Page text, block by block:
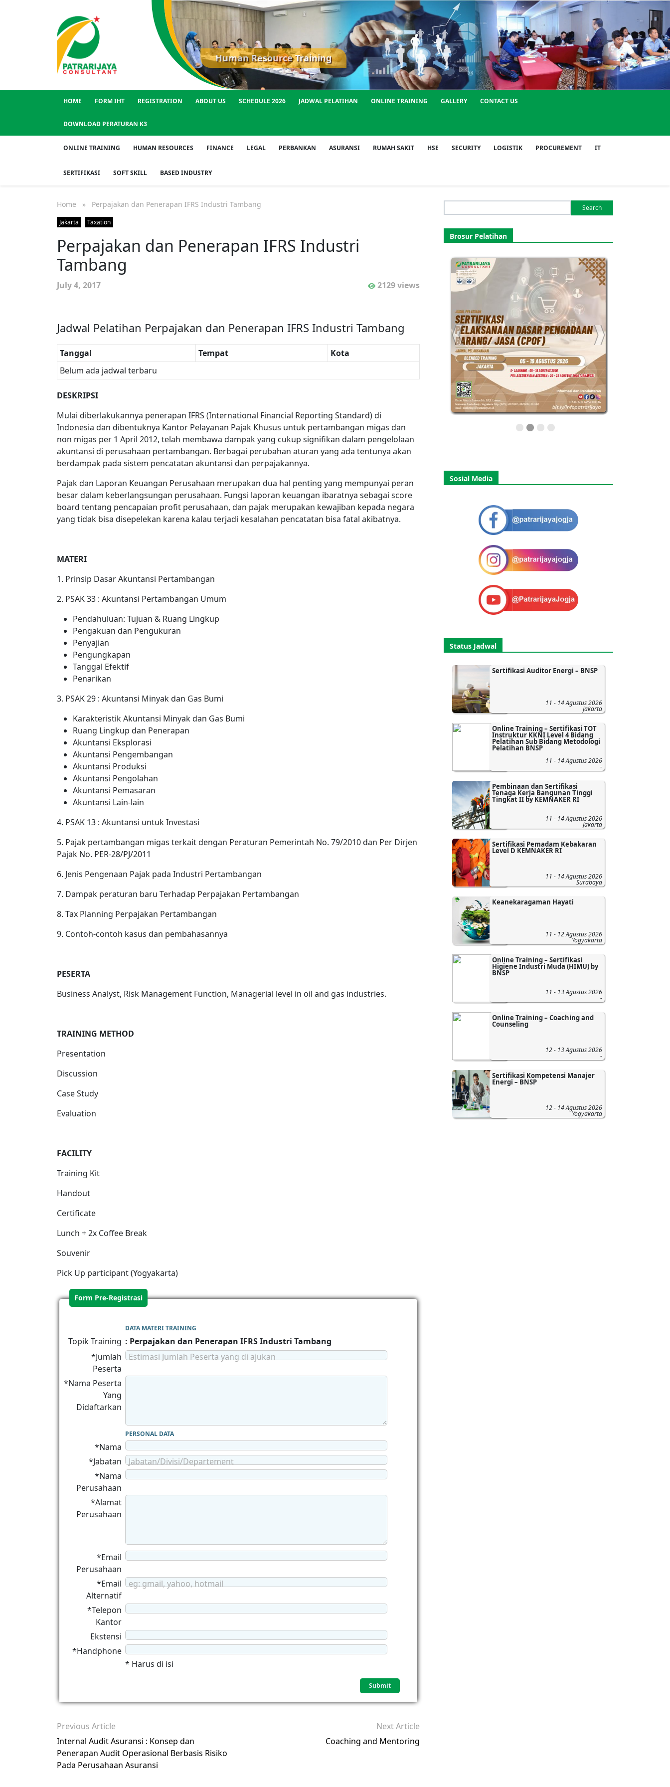
Pelatihan Sertifikasi
HOME FORM IHT REGISTRATION ABOUT US SCHEDULE 2026 JADWAL PELATIHAN ONLINE TRAINING GALLERY CONTACT US
DOWNLOAD PERATURAN K3
ONLINE TRAINING HUMAN RESOURCES FINANCE LEGAL PERBANKAN ASURANSI RUMAH SAKIT HSE SECURITY LOGISTIK PROCUREMENT IT
SERTIFIKASI SOFT SKILL BASED INDUSTRY
Home » Perpajakan dan Penerapan IFRS Industri Tambang
Jakarta Taxation
Perpajakan dan Penerapan IFRS Industri
Tambang
July 4, 2017 2129 views
Jadwal Pelatihan Perpajakan dan Penerapan IFRS Industri Tambang
Tanggal Tempat
Kota
Belum ada jadwal terbaru
DESKRIPSI
Mulai diberlakukannya penerapan IFRS (International Financial Reporting Standard) di
Indonesia dan dibentuknya Kantor Pelayanan Pajak Khusus untuk pertambangan migas dan
non migas per 1 April 2012, telah membawa dampak yang cukup signifikan dalam pengelolaan
akuntansi di perusahaan pertambangan. Berbagai perubahan aturan yang ada tentunya akan
berdampak pada sistem pencatatan akuntansi dan perpajakannya.
Pajak dan Laporan Keuangan Perusahaan merupakan dua hal penting yang mempunyai peran
besar dalam keberlangsungan perusahaan. Fungsi laporan keuangan ibaratnya sebagai score
board tentang pencapaian profit perusahaan, dan pajak merupakan kewajiban kepada negara
yang tidak bisa disepelekan karena kalau terjadi kesalahan pencatatan bisa fatal akibatnya.
MATERI
1. Prinsip Dasar Akuntansi Pertambangan
2. PSAK 33 : Akuntansi Pertambangan Umum
Pendahuluan: Tujuan & Ruang Lingkup
Pengakuan dan Pengukuran
Penyajian
Pengungkapan
Tanggal Efektif
Penarikan
3. PSAK 29 : Akuntansi Minyak dan Gas Bumi
Karakteristik Akuntansi Minyak dan Gas Bumi
Ruang Lingkup dan Penerapan
Akuntansi Eksplorasi
Akuntansi Pengembangan
Akuntansi Produksi
Akuntansi Pengolahan
Akuntansi Pemasaran
Akuntansi Lain-lain
4. PSAK 13 : Akuntansi untuk Investasi
5. Pajak pertambangan migas terkait dengan Peraturan Pemerintah No. 79/2010 dan Per Dirjen
Pajak No. PER-28/PJ/2011
6. Jenis Pengenaan Pajak pada Industri Pertambangan
7. Dampak peraturan baru Terhadap Perpajakan Pertambangan
8. Tax Planning Perpajakan Pertambangan
9. Contoh-contoh kasus dan pembahasannya
PESERTA
Business Analyst, Risk Management Function, Managerial level in oil and gas industries.
TRAINING METHOD
Presentation
Discussion
Case Study
Evaluation
FACILITY
Training Kit
Handout
Certificate
Lunch + 2x Coffee Break
Souvenir
Pick Up participant (Yogyakarta)
Form Pre-Registrasi
DATA MATERI TRAINING
Topik Training : Perpajakan dan Penerapan IFRS Industri Tambang
*Jumlah
Peserta
Estimasi Jumlah Peserta yang di ajukan
*Nama Peserta
Yang
Didaftarkan
PERSONAL DATA
*Nama
*Jabatan
Jabatan/Divisi/Departement
*Nama
Perusahaan
*Alamat
Perusahaan
*Email
Perusahaan
*Email
Alternatif
eg: gmail, yahoo, hotmail
*Telepon
Kantor
Ekstensi
*Handphone
* Harus di isi
Previous Article
Internal Audit Asuransi : Konsep dan
Penerapan Audit Operasional Berbasis Risiko
Pada Perusahaan Asuransi
Next Article
Coaching and Mentoring
for:
Brosur Pelatihan
Sosial Media
Status Jadwal
Sertifikasi Auditor Energi – BNSP
11 - 14 Agustus 2026
Jakarta
Online Training – Sertifikasi TOT
Instruktur KKNI Level 4 Bidang
Pelatihan Sub Bidang Metodologi
Pelatihan BNSP
11 - 14 Agustus 2026
-
Pembinaan dan Sertifikasi
Tenaga Kerja Bangunan Tinggi
Tingkat II by KEMNAKER RI
11 - 14 Agustus 2026
Jakarta
Sertifikasi Pemadam Kebakaran
Level D KEMNAKER RI
11 - 14 Agustus 2026
Surabaya
Keanekaragaman Hayati
11 - 12 Agustus 2026
Yogyakarta
Online Training – Sertifikasi
Higiene Industri Muda (HIMU) by
BNSP
11 - 13 Agustus 2026
-
Online Training – Coaching and
Counseling
12 - 13 Agustus 2026
-
Sertifikasi Kompetensi Manajer
Energi – BNSP
12 - 14 Agustus 2026
Yogyakarta